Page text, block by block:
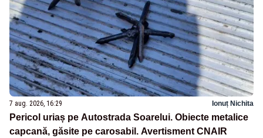
7 aug. 2026, 16:29 Ionuț Nichita
Pericol uriaș pe Autostrada Soarelui. Obiecte metalice
capcană, găsite pe carosabil. Avertisment CNAIR